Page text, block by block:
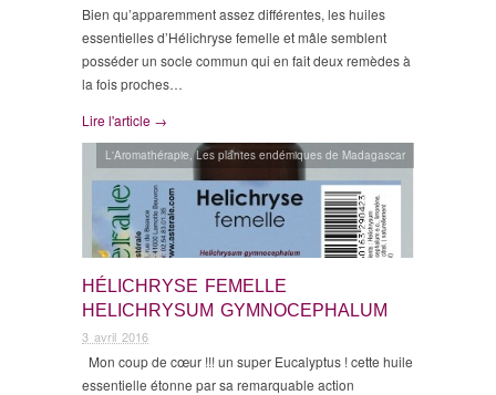
Bien qu’apparemment assez différentes, les huiles
essentielles d’Hélichryse femelle et mâle semblent
posséder un socle commun qui en fait deux remèdes à
la fois proches…
Lire l'article →
HÉLICHRYSE FEMELLE
HELICHRYSUM GYMNOCEPHALUM
3 avril 2016
L'Aromathérapie ,Les plantes endémiques de Madagascar
Mon coup de cœur !!! un super Eucalyptus ! cette huile
essentielle étonne par sa remarquable action